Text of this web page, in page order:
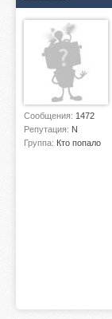
Сообщения: 1472
Репутация: N
Группа: Кто попало